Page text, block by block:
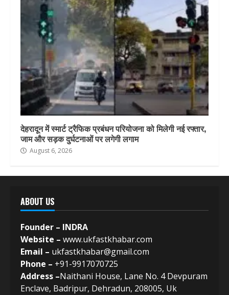
देहरादून में स्मार्ट ट्रैफिक प्रबंधन परियोजना को मिलेगी नई रफ्तार,
जाम और सड़क दुर्घटनाओं पर लगेगी लगाम
August 6, 2026
ABOUT US
Founder – INDRA
Website – www.ukfastkhabar.com
Email – ukfastkhabar@gmail.com
Phone – +91-9917070725
Address –Naithani House, Lane No. 4 Devpuram
Enclave, Badripur, Dehradun, 208005, Uk